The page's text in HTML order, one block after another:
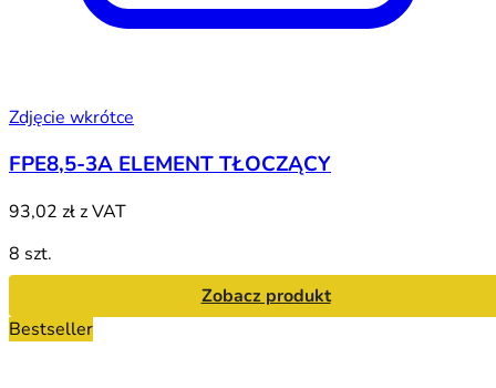
Zdjęcie wkrótce
FPE8,5-3A ELEMENT TŁOCZĄCY
93,02 złz VAT
8 szt.
Zobacz produkt
Bestseller